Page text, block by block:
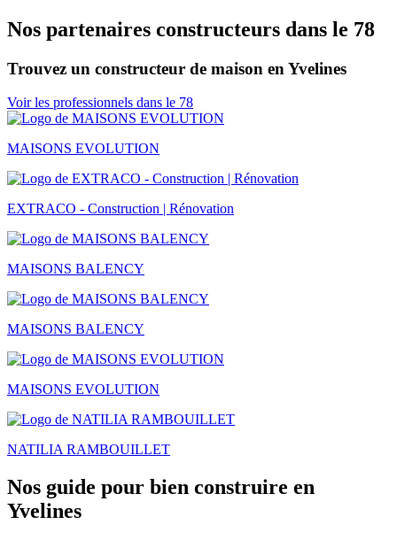
Nos partenaires constructeurs dans le 78
Trouvez un constructeur de maison en Yvelines
Voir les professionnels dans le 78
MAISONS EVOLUTION
EXTRACO - Construction | Rénovation
MAISONS BALENCY
MAISONS BALENCY
MAISONS EVOLUTION
NATILIA RAMBOUILLET
Nos guide pour bien construire en
Yvelines